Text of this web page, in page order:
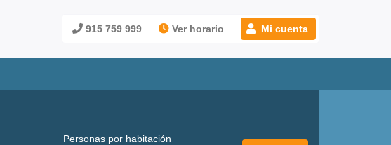
915 759 999 Ver horario Mi cuenta
Personas por habitación